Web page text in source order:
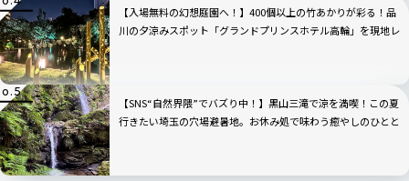
【入場無料の幻想庭園へ！】400個以上の竹あかりが彩る！品
川の夕涼みスポット「グランドプリンスホテル高輪」を現地レ
【SNS“自然界隈”でバズり中！】黒山三滝で涼を満喫！この夏
行きたい埼玉の穴場避暑地。お休み処で味わう癒やしのひとと